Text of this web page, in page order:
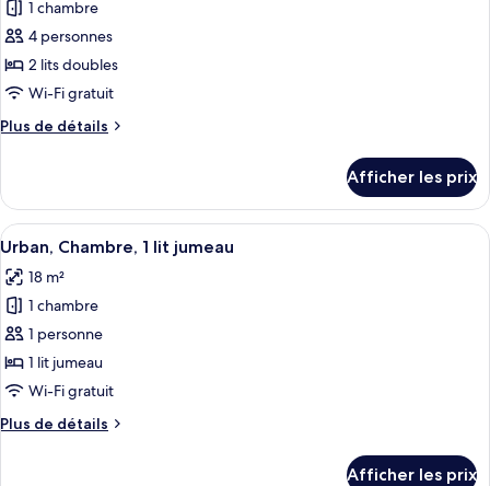
photos
pour
ce
type
chambre :
2
chambres,
vue
sur
la
ville
1 chambre
4 personnes
2 lits doubles
Wi-Fi gratuit
Plus de détails
Plus
Suite
exécutive,
2
vue
sur
la
ville
Afficher les prix
Afficher
toutes
les
photos
pour
ce
type
chambre :
Une chambre d’hôtel avec un lit, un
7
Urban, Chambre, 1 lit jumeau
18 m²
1 chambre
1 personne
1 lit jumeau
Wi-Fi gratuit
Plus de détails
Plus
Afficher les prix